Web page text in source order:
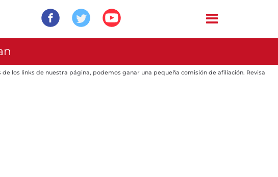
los links de nuestra página, podemos ganar una pequeña comisión de afiliación. Revisa